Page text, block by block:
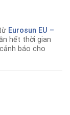
Eurosun EU –
hết thời gian
báo cho